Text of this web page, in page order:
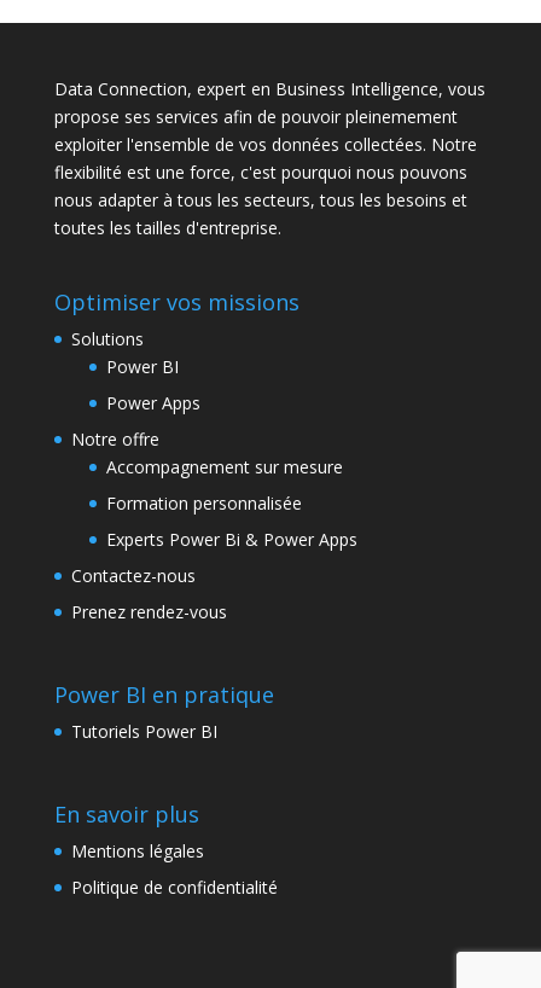
Data Connection, expert en Business Intelligence, vous
propose ses services afin de pouvoir pleinemement
exploiter l'ensemble de vos données collectées. Notre
flexibilité est une force, c'est pourquoi nous pouvons
nous adapter à tous les secteurs, tous les besoins et
toutes les tailles d'entreprise.
Optimiser vos missions
Solutions
Power BI
Power Apps
Notre offre
Accompagnement sur mesure
Formation personnalisée
Experts Power Bi & Power Apps
Contactez-nous
Prenez rendez-vous
Power BI en pratique
Tutoriels Power BI
En savoir plus
Mentions légales
Politique de confidentialité